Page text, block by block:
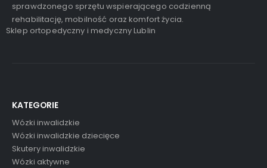
sprawdzonego sprzętu wspierającego codzienną
rehabilitację, mobilność oraz komfort życia.
Sklep ortopedyczny i medyczny Lublin
KATEGORIE
Wózki inwalidzkie
Wózki inwalidzkie dziecięce
Skutery inwalidzkie
Wózki aktywne